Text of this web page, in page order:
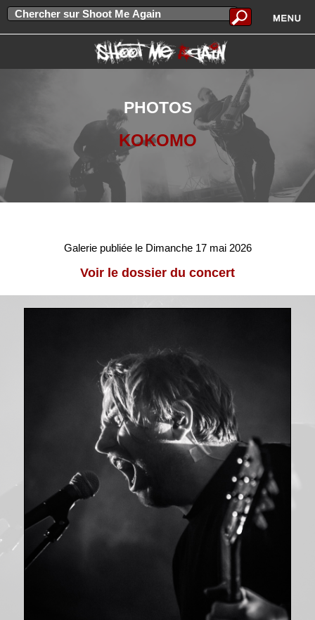
PHOTOS
KOKOMO
Galerie publiée le Dimanche 17 mai 2026
Voir le dossier du concert